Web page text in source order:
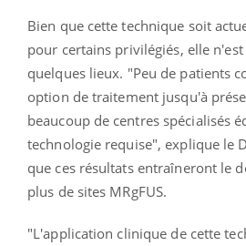
Bien que cette technique soit
pour certains privilégiés, elle
quelques lieux. "Peu de patients
option de traitement jusqu'à
beaucoup de centres spécialisés
technologie requise", explique le
que ces résultats entraîneront le
plus de sites MRgFUS.
"L'application clinique de cette